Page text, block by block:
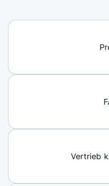
Vertrieb